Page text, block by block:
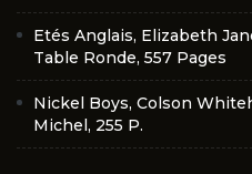
Etés Anglais, Elizabeth
Table Ronde, 557 Pages
Nickel Boys, Colson
Michel, 255 P.